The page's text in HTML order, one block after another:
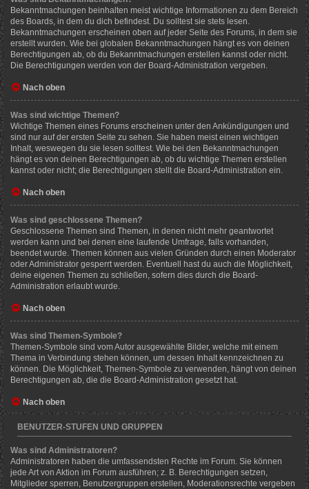
Bekanntmachungen beinhalten meist wichtige Informationen zu dem Bereich
des Boards, in dem du dich befindest. Du solltest sie stets lesen.
Bekanntmachungen erscheinen oben auf jeder Seite des Forums, in dem sie
erstellt wurden. Wie bei globalen Bekanntmachungen hängt es von deinen
Berechtigungen ab, ob du Bekanntmachungen erstellen kannst oder nicht.
Die Berechtigungen werden von der Board-Administration vergeben.
Nach oben
Was sind wichtige Themen?
Wichtige Themen eines Forums erscheinen unter den Ankündigungen und
sind nur auf der ersten Seite zu sehen. Sie haben meist einen wichtigen
Inhalt, weswegen du sie lesen solltest. Wie bei den Bekanntmachungen
hängt es von deinen Berechtigungen ab, ob du wichtige Themen erstellen
kannst oder nicht; die Berechtigungen stellt die Board-Administration ein.
Nach oben
Was sind geschlossene Themen?
Geschlossene Themen sind Themen, in denen nicht mehr geantwortet
werden kann und bei denen eine laufende Umfrage, falls vorhanden,
beendet wurde. Themen können aus vielen Gründen durch einen Moderator
oder Administrator gesperrt werden. Eventuell hast du auch die Möglichkeit,
deine eigenen Themen zu schließen, sofern dies durch die Board-
Administration erlaubt wurde.
Nach oben
Was sind Themen-Symbole?
Themen-Symbole sind vom Autor ausgewählte Bilder, welche mit einem
Thema in Verbindung stehen können, um dessen Inhalt kennzeichnen zu
können. Die Möglichkeit, Themen-Symbole zu verwenden, hängt von deinen
Berechtigungen ab, die die Board-Administration gesetzt hat.
Nach oben
BENUTZER-STUFEN UND GRUPPEN
Was sind Administratoren?
Administratoren haben die umfassendsten Rechte im Forum. Sie können
jede Art von Aktion im Forum ausführen; z. B. Berechtigungen setzen,
Mitglieder sperren, Benutzergruppen erstellen, Moderationsrechte vergeben